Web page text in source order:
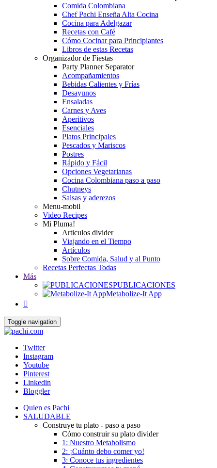
Comida Colombiana
Chef Pachi Enseña Alta Cocina
Cocina para Adelgazar
Recetas con Café
Cómo Cocinar para Principiantes
Libros de estas Recetas
Organizador de Fiestas
Party Planner Separator
Acompañamientos
Bebidas Calientes y Frías
Desayunos
Ensaladas
Carnes y Aves
Aperitivos
Esenciales
Platos Principales
Pescados y Mariscos
Postres
Rápido y Fácil
Opciones Vegetarianas
Cocina Colombiana paso a paso
Chutneys
Salsas y aderezos
Menu-mobil
Video Recipes
Mi Pluma!
Articulos divider
Viajando en el Tiempo
Artículos
Sobre Comida, Salud y al Punto
Recetas Perfectas Todas
Más
PUBLICACIONES
Metabolize-It App

Toggle navigation
Twitter
Instagram
Youtube
Pinterest
Linkedin
Bloggler
Quien es Pachi
SALUDABLE
Construye tu plato - paso a paso
Cómo construir su plato divider
1: Nuestro Metabolismo
2: ¡Cuánto debo comer yo!
3: Conoce tus ingredientes